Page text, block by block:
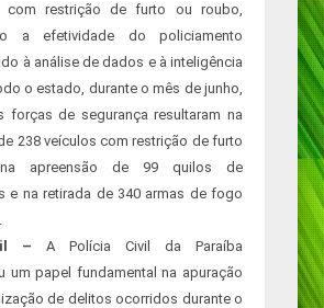
com restrição de furto ou roubo,
a efetividade do policiamento
à análise de dados e à inteligência
o estado, durante o mês de junho,
forças de segurança resultaram na
238 veículos com restrição de furto
apreensão de 99 quilos de
e na retirada de 340 armas de fogo
– A Polícia Civil da Paraíba
um papel fundamental na apuração
de delitos ocorridos durante o